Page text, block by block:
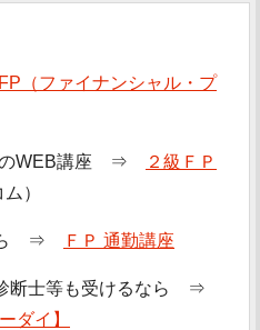
FP（ファイナンシャル・プ
のWEB講座 ⇒
２級ＦＰ
）
ら ⇒ ＦＰ 通勤講座
断士等も受けるなら ⇒
ダイ】